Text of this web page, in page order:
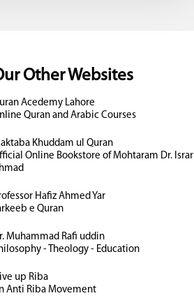
Other Websites
Acedemy Lahore
Quran and Arabic Courses
Khuddam ul Quran
Online Bookstore of Mohtaram Dr. Israr
Hafiz Ahmed Yar
e Quran
Muhammad Rafi uddin
- Theology - Education
up Riba
Anti Riba Movement